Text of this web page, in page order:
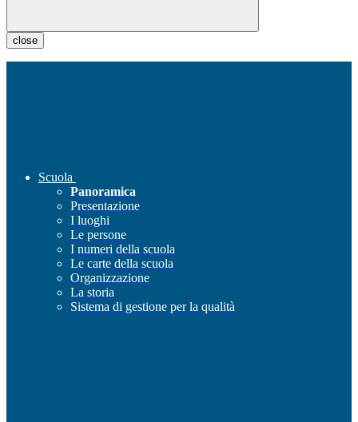
close
Scuola
Panoramica
Presentazione
I luoghi
Le persone
I numeri della scuola
Le carte della scuola
Organizzazione
La storia
Sistema di gestione per la qualità